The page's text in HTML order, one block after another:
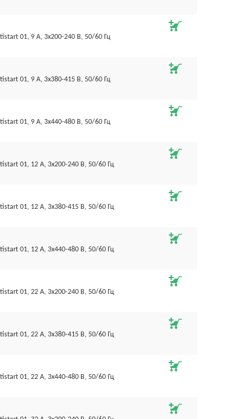
01, 9 А, 3х200-240 В, 50/60 Гц
01, 9 А, 3х380-415 В, 50/60 Гц
01, 9 А, 3х440-480 В, 50/60 Гц
01, 12 А, 3х200-240 В, 50/60 Гц
01, 12 А, 3х380-415 В, 50/60 Гц
01, 12 А, 3х440-480 В, 50/60 Гц
01, 22 А, 3х200-240 В, 50/60 Гц
01, 22 А, 3х380-415 В, 50/60 Гц
01, 22 А, 3х440-480 В, 50/60 Гц